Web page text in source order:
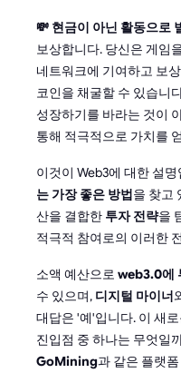
💸 현금이 아닌 활동으로
보상합니다. 당신은 게임
네트워크에 기여하고 보
코인을 채굴할 수 있습니
성장하기를 바라는 것이
통해 적극적으로 가치를
이것이 Web3에 대한 설
는 가장 좋은 방법을 찾고
산을 결합한 투자 전략을
적극적 참여로의 이러한
소액 예산으로 web3.0에
수 있으며, 디지털 마이너
대답은 '예'입니다. 이 새
진입점 중 하나는 무엇일
GoMining과 같은 플랫